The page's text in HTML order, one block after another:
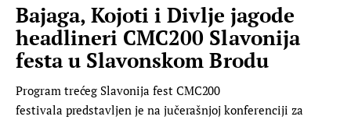
Bajaga, Kojoti i Divlje jagode
headlineri CMC200 Slavonija
festa u Slavonskom Brodu
Program trećeg Slavonija fest CMC200
festivala predstavljen je na jučerašnjoj konferenciji za